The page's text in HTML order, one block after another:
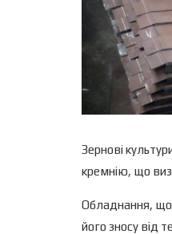
Зернові
кремнію, що
Обладнання, що
його зносу від